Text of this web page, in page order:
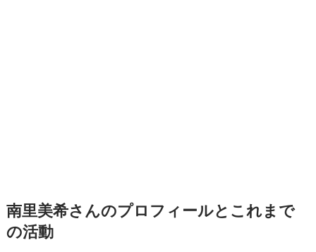
南里美希さんのプロフィールとこれまで
の活動